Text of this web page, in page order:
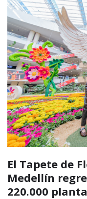
El silletero
Molinos
economía